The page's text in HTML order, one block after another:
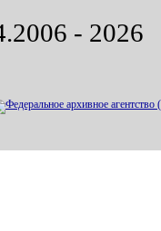
- 2026